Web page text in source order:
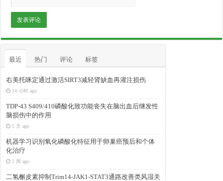
最近 热门 评论 标签
右美托咪定通过激活SIRT3减轻肾缺血再灌注损伤
14 小时 ago
TDP-43 S409/410磷酸化致功能丧失在脑出血后继发性
脑损伤中的作用
5 天 ago
机器学习识别氧化磷酸化特征用于卵巢癌预后和个体
化治疗
2 周 ago
二氢槲皮素抑制Trim14-JAK1-STAT3通路改善类风湿关